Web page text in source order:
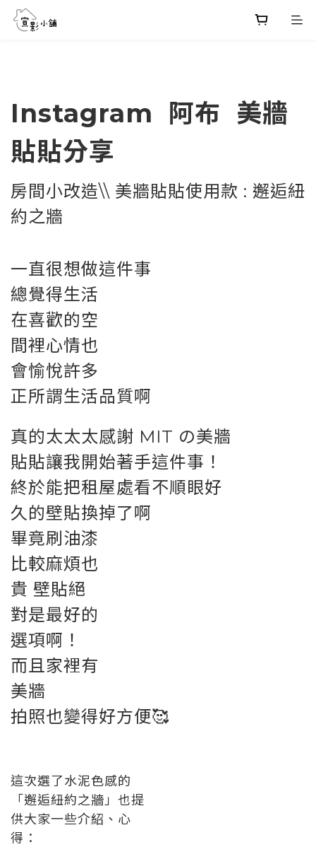
Instagram 阿布 美牆
貼貼分享
房間小改造\\ 美牆貼貼使用款 : 邂逅紐
約之牆
一直很想做這件事
總覺得生活
在喜歡的空
間裡心情也
會愉悅許多
正所謂生活品質啊
真的太太太感謝 MIT の美牆
貼貼讓我開始著手這件事！
終於能把租屋處看不順眼好
久的壁貼換掉了啊
畢竟刷油漆
比較麻煩也
貴 壁貼絕
對是最好的
選項啊！
而且家裡有
美牆
拍照也變得好方便🥰
這次選了水泥色感的
「邂逅紐約之牆」也提
供大家一些介紹、心
得：